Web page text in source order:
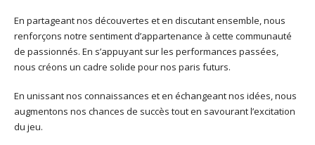
En partageant nos découvertes et en discutant ensemble, nous
renforçons notre sentiment d’appartenance à cette communauté
de passionnés. En s’appuyant sur les performances passées,
nous créons un cadre solide pour nos paris futurs.
En unissant nos connaissances et en échangeant nos idées, nous
augmentons nos chances de succès tout en savourant l’excitation
du jeu.